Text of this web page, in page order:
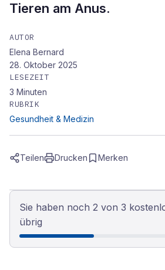
Tieren am Anus.
AUTOR
Elena Bernard
28. Oktober 2025
LESEZEIT
3 Minuten
RUBRIK
Gesundheit & Medizin
Teilen Drucken Merken
Sie haben noch 2 von 3
übrig